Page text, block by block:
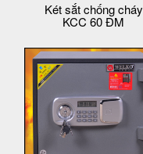
Két sắt chống cháy
KCC 60 ĐM